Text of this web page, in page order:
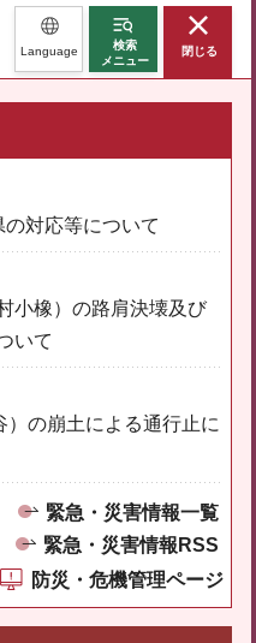
Language
検索
メニュー
閉じる
対応等について
小橡）の路肩決壊及び
いて
）の崩土による通行止に
緊急・災害情報一覧
緊急・災害情報RSS
防災・危機管理ページ